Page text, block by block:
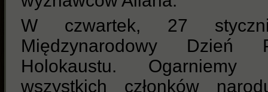
W czwartek, 27
Międzynarodowy
Holokaustu. Ogarniemy
wszystkich członków